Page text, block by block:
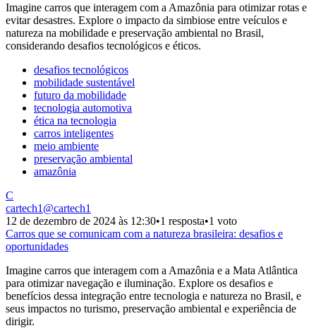
Imagine carros que interagem com a Amazônia para otimizar rotas e
evitar desastres. Explore o impacto da simbiose entre veículos e
natureza na mobilidade e preservação ambiental no Brasil,
considerando desafios tecnológicos e éticos.
desafios tecnológicos
mobilidade sustentável
futuro da mobilidade
tecnologia automotiva
ética na tecnologia
carros inteligentes
meio ambiente
preservação ambiental
amazônia
C
cartech1 @cartech1
12 de dezembro de 2024 às 12:30•1 resposta•1 voto
Carros que se comunicam com a natureza brasileira: desafios e
oportunidades
Imagine carros que interagem com a Amazônia e a Mata Atlântica
para otimizar navegação e iluminação. Explore os desafios e
benefícios dessa integração entre tecnologia e natureza no Brasil, e
seus impactos no turismo, preservação ambiental e experiência de
dirigir.